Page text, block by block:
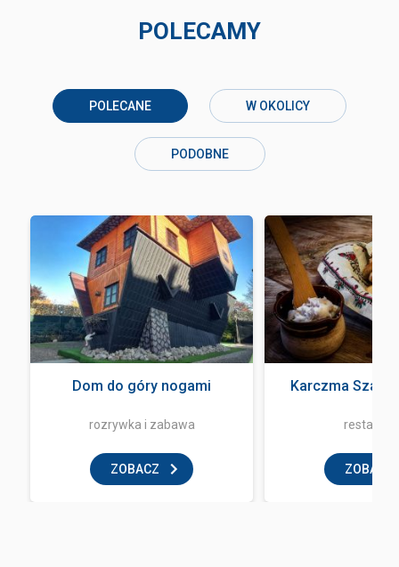
POLECAMY
POLECANE W OKOLICY
PODOBNE
Dom do góry nogami
rozrywka i zabawa
ZOBACZ
Karczma
ZOBACZ